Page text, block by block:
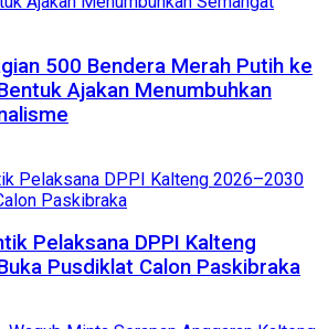
500 Bendera Merah Putih ke
Ajakan Menumbuhkan
Pelaksana DPPI Kalteng
Pusdiklat Calon Paskibraka